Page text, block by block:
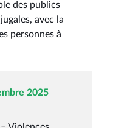
des publics
avec la
personnes à
2025